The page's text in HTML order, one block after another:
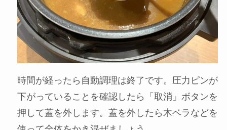
「決定」ボタンを押すと調理が開始されます。
調理時間は大体60分くらいになります。